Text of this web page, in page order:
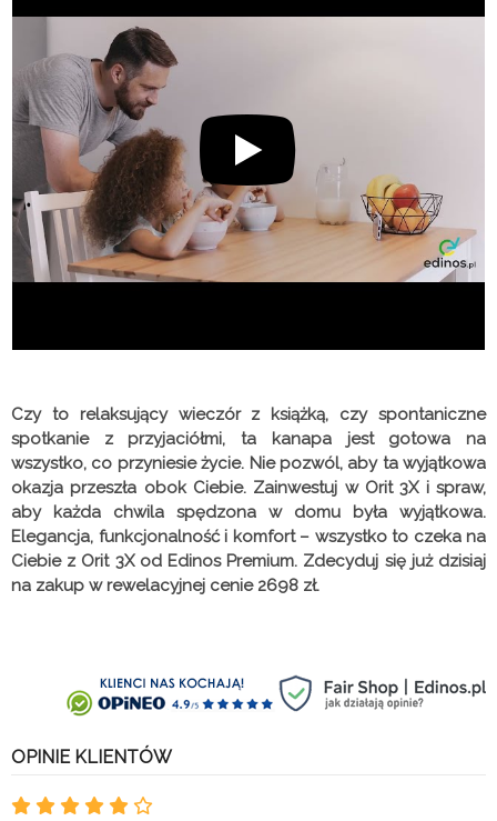
Czy to relaksujący wieczór z książką, czy spontaniczne
spotkanie z przyjaciółmi, ta kanapa jest gotowa na
wszystko, co przyniesie życie. Nie pozwól, aby ta wyjątkowa
okazja przeszła obok Ciebie. Zainwestuj w Orit 3X i spraw,
aby każda chwila spędzona w domu była wyjątkowa.
Elegancja, funkcjonalność i komfort – wszystko to czeka na
Ciebie z Orit 3X od Edinos Premium. Zdecyduj się już dzisiaj
na zakup w rewelacyjnej cenie 2698 zł.
OPINIE KLIENTÓW